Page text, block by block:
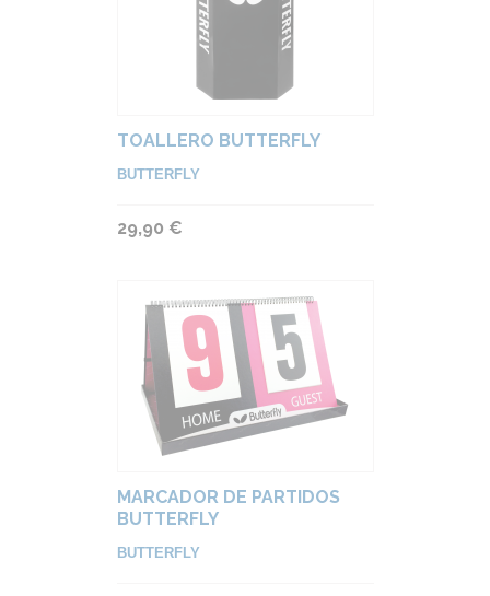
TOALLERO BUTTERFLY
BUTTERFLY
29,90 €
MARCADOR DE PARTIDOS
BUTTERFLY
BUTTERFLY